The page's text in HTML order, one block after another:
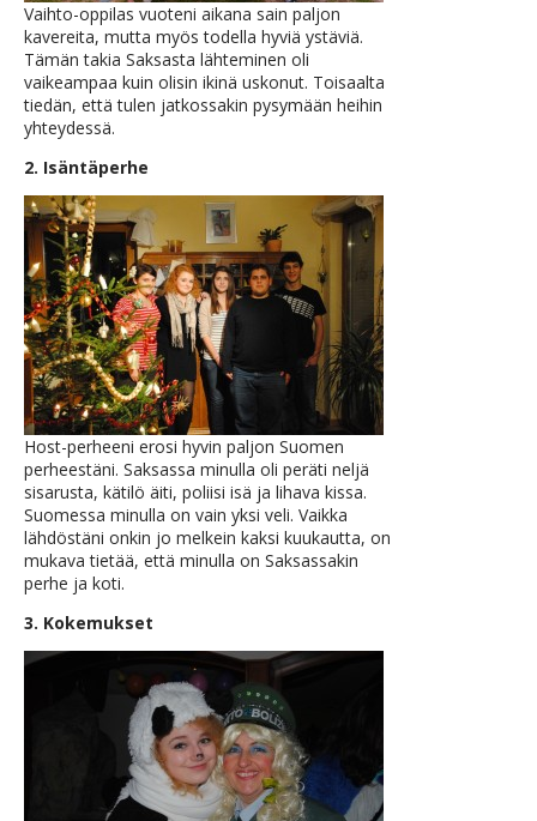
Vaihto-oppilas vuoteni aikana sain paljon
kavereita, mutta myös todella hyviä ystäviä.
Tämän takia Saksasta lähteminen oli
vaikeampaa kuin olisin ikinä uskonut. Toisaalta
tiedän, että tulen jatkossakin pysymään heihin
yhteydessä.
2. Isäntäperhe
Host-perheeni erosi hyvin paljon Suomen
perheestäni. Saksassa minulla oli peräti neljä
sisarusta, kätilö äiti, poliisi isä ja lihava kissa.
Suomessa minulla on vain yksi veli. Vaikka
lähdöstäni onkin jo melkein kaksi kuukautta, on
mukava tietää, että minulla on Saksassakin
perhe ja koti.
3. Kokemukset